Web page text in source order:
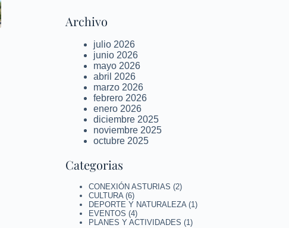
Archivo
julio 2026
junio 2026
mayo 2026
abril 2026
marzo 2026
febrero 2026
enero 2026
diciembre 2025
noviembre 2025
octubre 2025
Categorias
CONEXIÓN ASTURIAS (2)
CULTURA(6)
DEPORTE Y NATURALEZA(1)
EVENTOS (4)
PLANES Y ACTIVIDADES (1)